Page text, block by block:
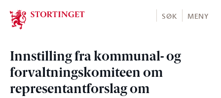
Stortinget.no
SØK MENY
Innstilling fra kommunal- og
forvaltningskomiteen om
representantforslag om